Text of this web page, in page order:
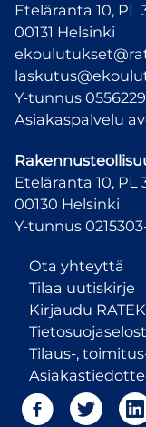
Eteläranta 10, PL
00131 Helsinki
Y-tunnus
Asiakaspalvelu
Eteläranta 10, PL
00130 Helsinki
Y-tunnus
Ota yhteyttä
Tilaa uutiskirje
Kirjaudu
Tilaus-,